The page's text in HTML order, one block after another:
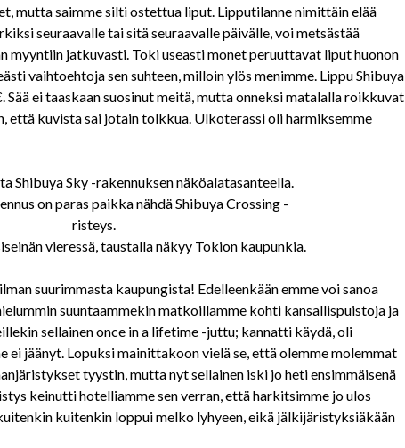
mutta saimme silti ostettua liput. Lipputilanne nimittäin elää
seuraavalle tai sitä seuraavalle päivälle, voi metsästää
myyntiin jatkuvasti. Toki useasti monet peruuttavat liput huonon
vaihtoehtoja sen suhteen, milloin ylös menimme. Lippu Shibuya
Sää ei taaskaan suosinut meitä, mutta onneksi matalalla roikkuvat
että kuvista sai jotain tolkkua. Ulkoterassi oli harmiksemme
on paras paikka nähdä Shibuya Crossing -
risteys.
suurimmasta kaupungista! Edelleenkään emme voi sanoa
suuntaammekin matkoillamme kohti kansallispuistoja ja
sellainen once in a lifetime -juttu; kannatti käydä, oli
ei jäänyt. Lopuksi mainittakoon vielä se, että olemme molemmat
tyystin, mutta nyt sellainen iski jo heti ensimmäisenä
keinutti hotelliamme sen verran, että harkitsimme jo ulos
kuitenkin loppui melko lyhyeen, eikä jälkijäristyksiäkään